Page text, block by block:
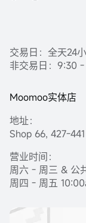
交易日：全天24
非交易日：9:30 -
Moomoo实体店
地址：
Shop 66, 427-
营业时间：
周六 - 周三 & 公
周四 - 周五